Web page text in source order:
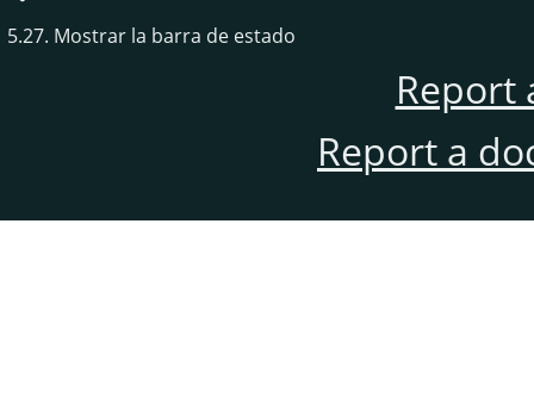
5.27. Mostrar la barra de estado
Report
Report a